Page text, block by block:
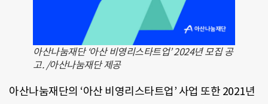
아산나눔재단 ‘아산 비영리스타트업’ 2024년 모집 공
고. /아산나눔재단 제공
아산나눔재단의 ‘아산 비영리스타트업’ 사업 또한 2021년